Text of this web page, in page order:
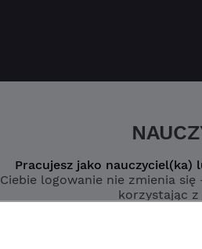
Pracujesz jako nauczyciel(ka)
Ciebie logowanie nie zmienia
korzystając